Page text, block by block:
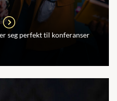
seg perfekt til konferanser